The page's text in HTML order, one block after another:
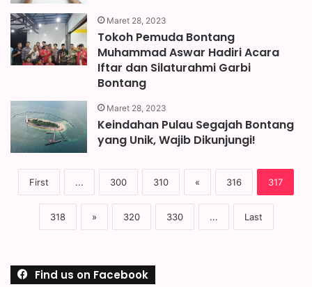
Maret 28, 2023
Tokoh Pemuda Bontang
Muhammad Aswar Hadiri Acara
Iftar dan Silaturahmi Garbi
Bontang
Maret 28, 2023
Keindahan Pulau Segajah Bontang
yang Unik, Wajib Dikunjungi!
First ... 300 310 « 316 317
318 » 320 330 ... Last
Find us on Facebook